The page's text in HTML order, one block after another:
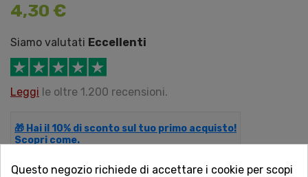
4,30 €
Siamo valutati Eccellenti
Leggi le oltre 1.200 recensioni.
🎁 Hai il 10% di sconto sul tuo primo acquisto!
Scopri come.
Questo negozio richiede di accettare i cookie per scopi